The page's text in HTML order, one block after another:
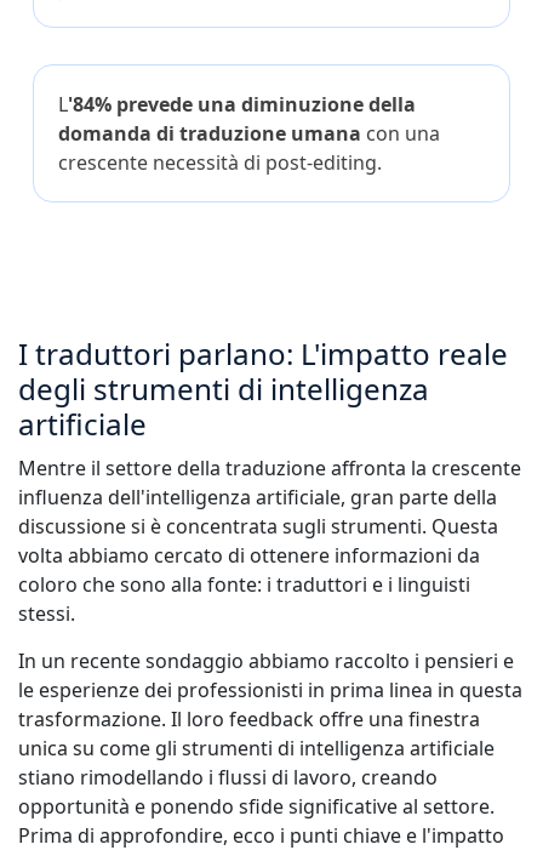
L'84% prevede una diminuzione della
domanda di traduzione umana con una
crescente necessità di post-editing.
I traduttori parlano: L'impatto reale
degli strumenti di intelligenza
artificiale
Mentre il settore della traduzione affronta la crescente
influenza dell'intelligenza artificiale, gran parte della
discussione si è concentrata sugli strumenti. Questa
volta abbiamo cercato di ottenere informazioni da
coloro che sono alla fonte: i traduttori e i linguisti
stessi.
In un recente sondaggio abbiamo raccolto i pensieri e
le esperienze dei professionisti in prima linea in questa
trasformazione. Il loro feedback offre una finestra
unica su come gli strumenti di intelligenza artificiale
stiano rimodellando i flussi di lavoro, creando
opportunità e ponendo sfide significative al settore.
Prima di approfondire, ecco i punti chiave e l'impatto